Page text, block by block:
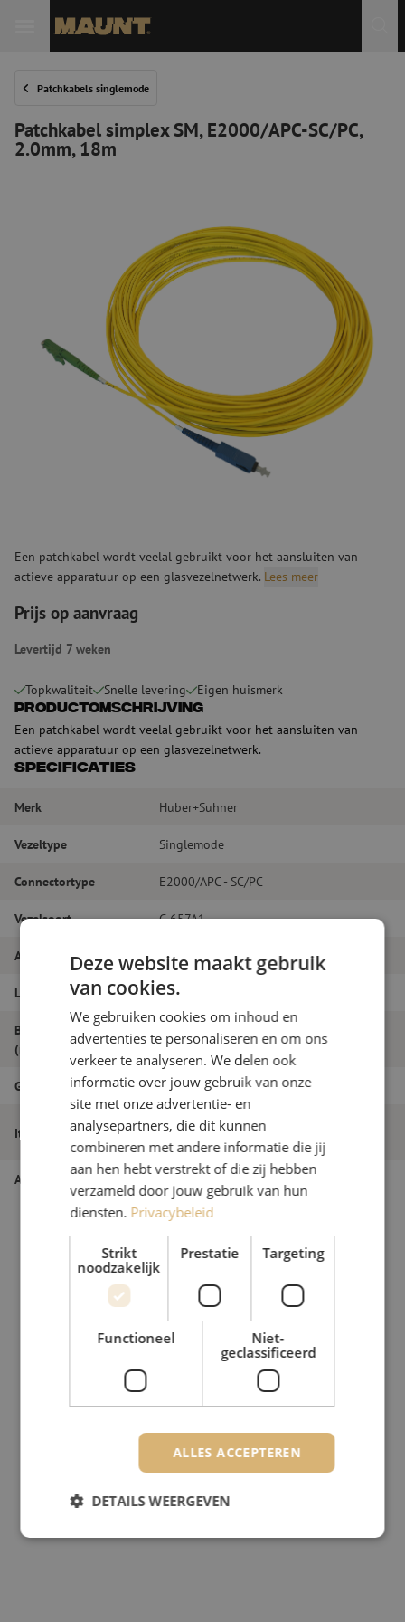
Patchkabels singlemode
Patchkabel simplex SM, E2000/APC-SC/PC,
2.0mm, 18m
Een patchkabel wordt veelal gebruikt voor het aansluiten van
actieve apparatuur op een glasvezelnetwerk. Lees meer
Prijs op aanvraag
Levertijd 7 weken
Topkwaliteit Snelle levering Eigen huismerk
Productomschrijving
Een patchkabel wordt veelal gebruikt voor het aansluiten van
actieve apparatuur op een glasvezelnetwerk.
Specificaties
Merk Huber+Suhner
Vezeltype Singlemode
Connectortype E2000/APC - SC/PC
Vezelsoort G.657A1
Aantal vezels Simplex
Lengte 18m
Buitendiameter
(mm)
2.0
Grade B
Itemnaam
Patchkabel simplex SM, E2000/APC-
SC/PC, 2.0mm, 18m
Artikelnummer M20000414
Deze website maakt gebruik
van cookies.
We gebruiken cookies om inhoud en
advertenties te personaliseren en om ons
verkeer te analyseren. We delen ook
informatie over jouw gebruik van onze
site met onze advertentie- en
analysepartners, die dit kunnen
combineren met andere informatie die jij
aan hen hebt verstrekt of die zij hebben
verzameld door jouw gebruik van hun
diensten. Privacybeleid
Strikt
noodzakelijk
Prestatie Targeting
Functioneel
Niet-
geclassificeerd
ALLES ACCEPTEREN
DETAILS WEERGEVEN